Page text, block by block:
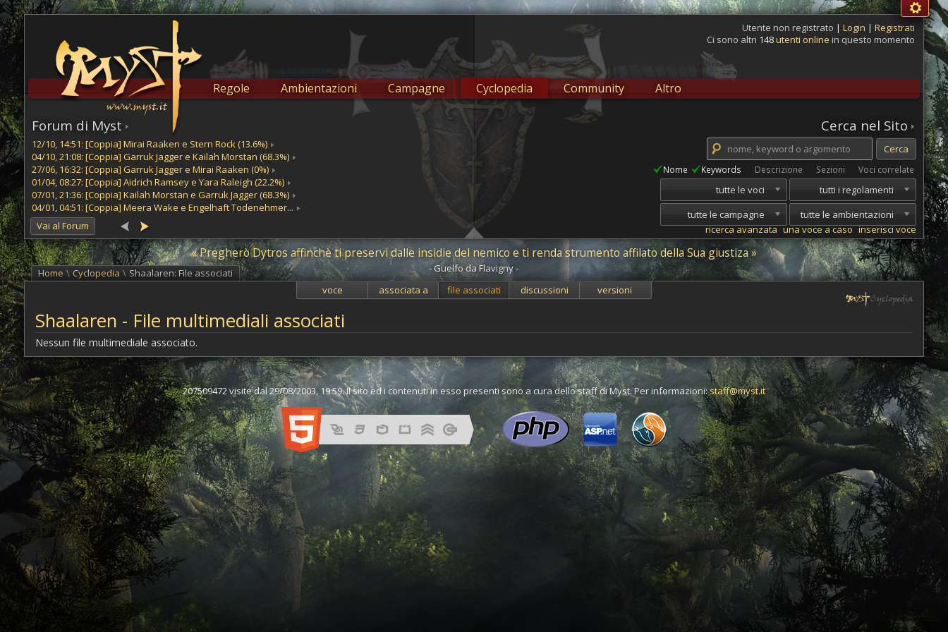
Utente non registrato | Login |Registrati
Ci sono altri 148utenti online in questo momento
Regole Ambientazioni Campagne Cyclopedia Community Altro
Cerca nel Sito
Nome Keywords Descrizione Sezioni Voci correlate
tutti i regolamenti
tutte le voci
tutte le ambientazioni
tutte le campagne
ricerca avanzata una voce a caso inserisci voce
Forum di Myst
12/10, 14:51: [Coppia] Mirai Raaken e Stern Rock (13.6%)
04/10, 21:08: [Coppia] Garruk Jagger e Kailah Morstan (68.3%)
27/06, 16:32: [Coppia] Garruk Jagger e Mirai Raaken (0%)
01/04, 08:27: [Coppia] Aidrich Ramsey e Yara Raleigh (22.2%)
07/01, 21:36: [Coppia] Kailah Morstan e Garruk Jagger (68.3%)
04/01, 04:51: [Coppia] Meera Wake e Engelhaft Todenehmer...
Vai al Forum
« Pregherò Dytros affinchè ti preservi dalle insidie del nemico e ti renda strumento affilato della Sua giustiza »
- Guelfo da Flavigny -
Home \ Cyclopedia \ Shaalaren: File associati
voce
associata a file associati discussioni versioni
Shaalaren - File multimediali associati
Nessun file multimediale associato.
207509472 visite dal 29/08/2003, 19:59. Il sito ed i contenuti in esso presenti sono a cura dello staff di Myst. Per informazioni:staff@myst.it